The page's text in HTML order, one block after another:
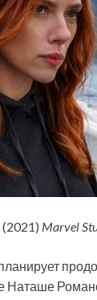
Marvel
Наташе